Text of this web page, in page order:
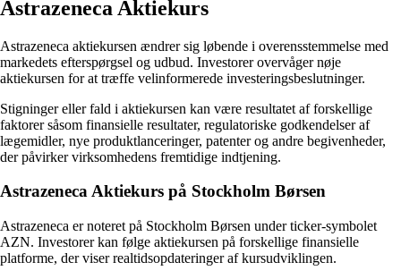
Astrazeneca Aktiekurs
Astrazeneca aktiekursen ændrer sig løbende i overensstemmelse med
markedets efterspørgsel og udbud. Investorer overvåger nøje
aktiekursen for at træffe velinformerede investeringsbeslutninger.
Stigninger eller fald i aktiekursen kan være resultatet af forskellige
faktorer såsom finansielle resultater, regulatoriske godkendelser af
lægemidler, nye produktlanceringer, patenter og andre begivenheder,
der påvirker virksomhedens fremtidige indtjening.
Astrazeneca Aktiekurs på Stockholm Børsen
Astrazeneca er noteret på Stockholm Børsen under ticker-symbolet
AZN. Investorer kan følge aktiekursen på forskellige finansielle
platforme, der viser realtidsopdateringer af kursudviklingen.